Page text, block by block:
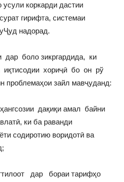
коркарди дастии
гирифта, системаи
надорад.
боло зикргардида, ки
иқтисодии хориҷӣ бо он рў
зайл мавҷуданд:
дақиқи амал байни
ки ба раванди
содиротию воридотӣ ва
дар бораи тарифҳо